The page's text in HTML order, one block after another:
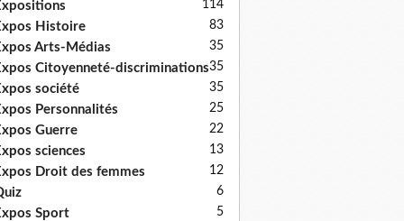
114
Histoire 83
Arts-Médias 35
Citoyenneté-discriminations35
société 35
Personnalités 25
Guerre 22
sciences 13
Droit des femmes 12
6
Sport 5